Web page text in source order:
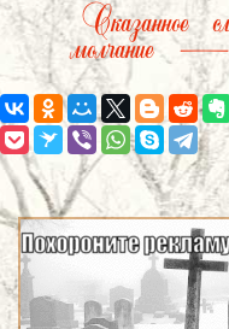
Сказанное
молчание —